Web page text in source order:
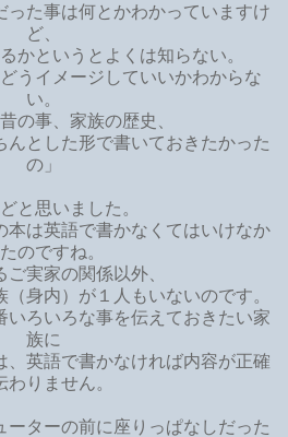
った事は何とかわかっていますけ
ど、
かというとよくは知らない。
うイメージしていいかわからな
い。
の事、家族の歴史、
んとした形で書いておきたかった
の」
と思いました。
本は英語で書かなくてはいけなか
のですね。
ご実家の関係以外、
身内）が１人もいないのです。
いろいろな事を伝えておきたい家
族に
、英語で書かなければ内容が正確
わりません。
ーターの前に座りっぱなしだった